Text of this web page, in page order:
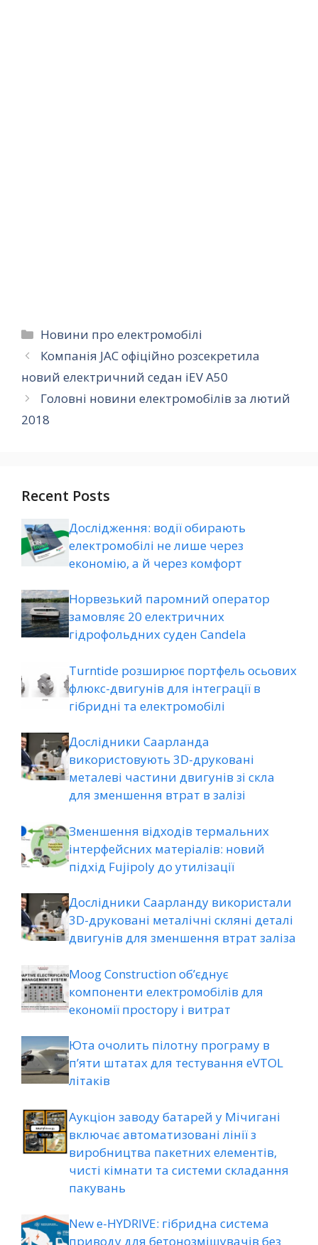
Категорії
Новини про електромобілі
Компанія JAC офіційно розсекретила
новий електричний седан iEV A50
Головні новини електромобілів за лютий
2018
Recent Posts
Дослідження: водії обирають
електромобілі не лише через
економію, а й через комфорт
Норвезький паромний оператор
замовляє 20 електричних
гідрофольдних суден Candela
Turntide розширює портфель осьових
флюкс-двигунів для інтеграції в
гібридні та електромобілі
Дослідники Саарланда
використовують 3D-друковані
металеві частини двигунів зі скла
для зменшення втрат в залізі
Зменшення відходів термальних
інтерфейсних матеріалів: новий
підхід Fujipoly до утилізації
Дослідники Саарланду використали
3D-друковані металічні скляні деталі
двигунів для зменшення втрат заліза
Moog Construction об’єднує
компоненти електромобілів для
економії простору і витрат
Юта очолить пілотну програму в
п’яти штатах для тестування eVTOL
літаків
Аукціон заводу батарей у Мічигані
включає автоматизовані лінії з
виробництва пакетних елементів,
чисті кімнати та системи складання
пакувань
New e-HYDRIVE: гібридна система
приводу для бетонозмішувачів без